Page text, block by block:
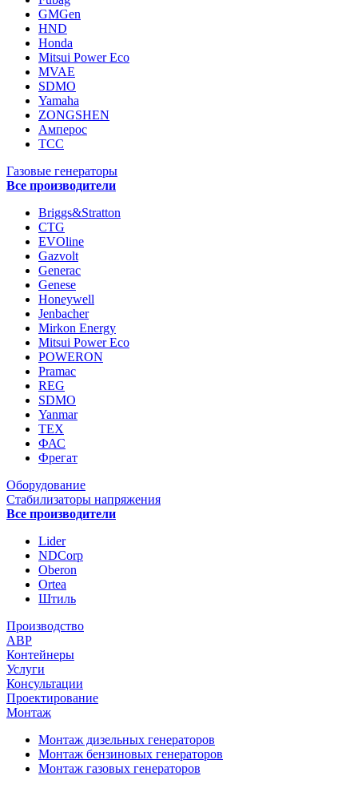
GMGen
HND
Honda
Mitsui Power Eco
MVAE
SDMO
Yamaha
ZONGSHEN
Амперос
ТСС
Газовые генераторы
Все производители
Briggs&Stratton
CTG
EVOline
Gazvolt
Generac
Genese
Honeywell
Jenbacher
Mirkon Energy
Mitsui Power Eco
POWERON
Pramac
REG
SDMO
Yanmar
ТЕХ
ФАС
Фрегат
Оборудование
Стабилизаторы напряжения
Все производители
Lider
NDCorp
Oberon
Ortea
Штиль
Производство
АВР
Контейнеры
Услуги
Консультации
Проектирование
Монтаж
Монтаж дизельных генераторов
Монтаж бензиновых генераторов
Монтаж газовых генераторов